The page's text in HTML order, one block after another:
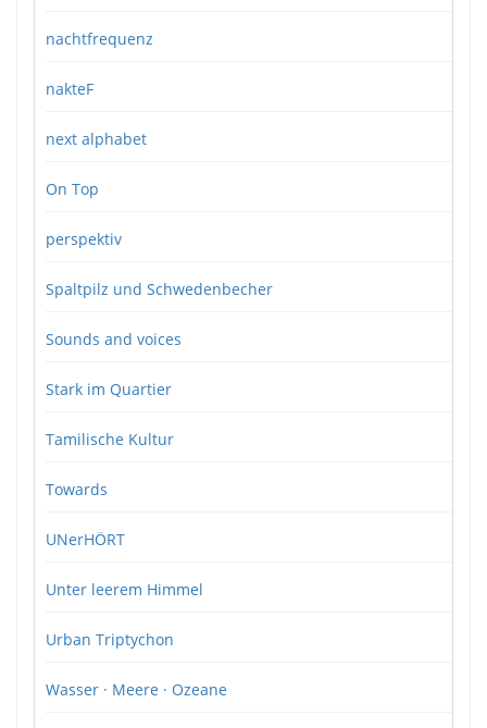
nachtfrequenz
nakteF
next alphabet
On Top
perspektiv
Spaltpilz und Schwedenbecher
Sounds and voices
Stark im Quartier
Tamilische Kultur
Towards
UNerHÖRT
Unter leerem Himmel
Urban Triptychon
Wasser · Meere · Ozeane